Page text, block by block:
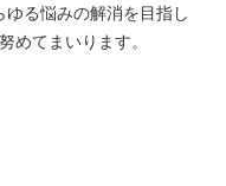
ゆる悩みの解消を目指し
めてまいります。